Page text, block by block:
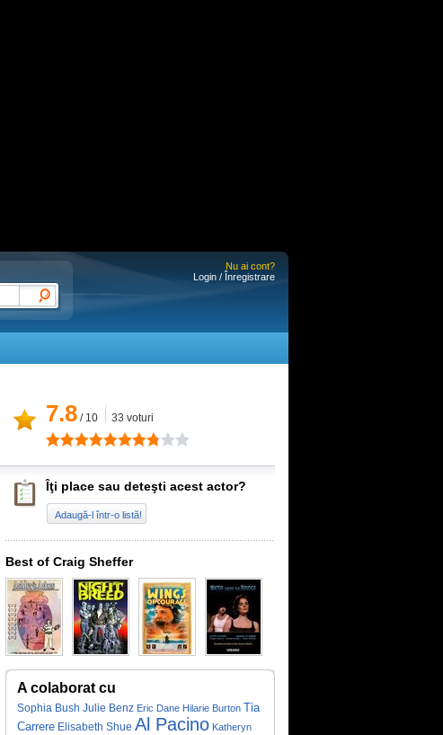
Nu ai cont?
Login / Înregistrare
7.8 / 10 33 voturi
Îţi place sau deteşti acest actor?
Adaugă-l într-o listă!
Best of Craig Sheffer
A colaborat cu
Sophia Bush Julie Benz Eric Dane Hilarie Burton Tia
Carrere Elisabeth Shue Al Pacino Katheryn